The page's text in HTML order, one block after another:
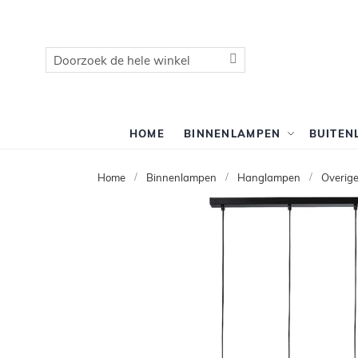
Zoek
HOME BINNENLAMPEN
Home Binnenlampen Hanglampen